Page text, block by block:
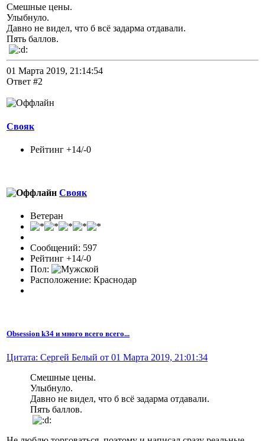
Смешные цены.
Улыбнуло.
Давно не видел, что б всё задарма отдавали.
Пять баллов.
01 Марта 2019, 21:14:54
Ответ #2
Свояк
Рейтинг +14/-0
Свояк
Ветеран
Сообщений: 597
Рейтинг +14/-0
Пол:
Расположение: Краснодар
Obsession k34 и много всего всего...
Цитата: Сергей Белый от 01 Марта 2019, 21:01:34
Смешные цены.
Улыбнуло.
Давно не видел, что б всё задарма отдавали.
Пять баллов.